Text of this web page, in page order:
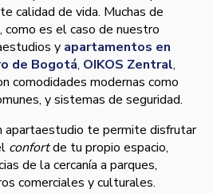
calidad de vida. Muchas de
es el caso de nuestro
y apartamentos en
de Bogotá, OIKOS Zentral,
comodidades modernas como
y sistemas de seguridad.
apartaestudio te permite disfrutar
confortde tu propio espacio,
de la cercanía a parques,
comerciales y culturales.